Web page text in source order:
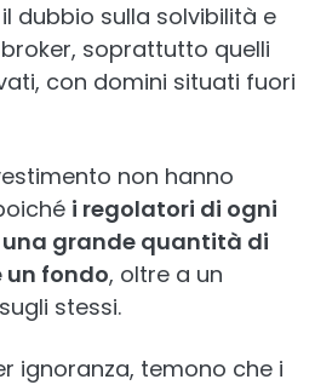
dubbio sulla solvibilità e
soprattutto quelli
con domini situati fuori
non hanno
i regolatori di ogni
grande quantità di
un fondo, oltre a un
stessi.
ignoranza, temono che i